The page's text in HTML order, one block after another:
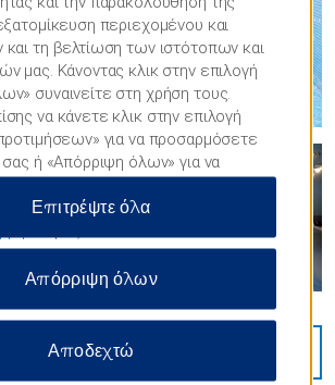
ΠΡΟΒΟΛΉ51ΦΩΤΟΓΡΑΦΙΏΝ
περιεχομένου και
τη βελτίωση των ιστότοπων και
μας. Κάνοντας κλικ στην επιλογή
συναινείτε στη χρήση τους.
να κάνετε κλικ στην επιλογή
για να προσαρμόσετε
σας ή «Απόρριψη όλων» για να
απαραίτητα cookies. Για
πληροφορίες, επισκεφθείτε τη
Επιτρέψτε όλα
Απόρριψη όλων
Αποδεχτώ